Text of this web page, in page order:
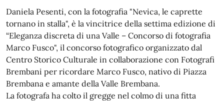
Daniela Pesenti, con la fotografia "Nevica, le caprette
tornano in stalla", è la vincitrice della settima edizione di
“Eleganza discreta di una Valle – Concorso di fotografia
Marco Fusco", il concorso fotografico organizzato dal
Centro Storico Culturale in collaborazione con Fotografi
Brembani per ricordare Marco Fusco, nativo di Piazza
Brembana e amante della Valle Brembana.
La fotografa ha colto il gregge nel colmo di una fitta